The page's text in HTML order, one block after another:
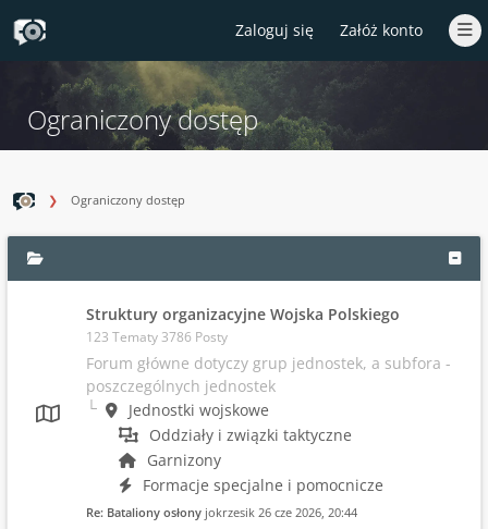
Zaloguj się Załóż konto
Ograniczony dostęp
Ograniczony dostęp
Struktury organizacyjne Wojska Polskiego
123 Tematy 3786 Posty
Forum główne dotyczy grup jednostek, a subfora -
poszczególnych jednostek
Jednostki wojskowe
Oddziały i związki taktyczne
Garnizony
Formacje specjalne i pomocnicze
Re: Bataliony osłony jokrzesik 26 cze 2026, 20:44